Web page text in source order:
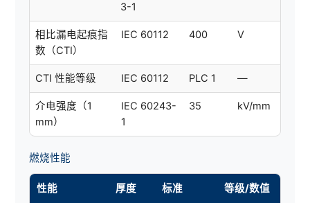
3-1
相比漏电起痕指
数（CTI）
IEC 60112 400 V
CTI 性能等级 IEC 60112 PLC 1 —
介电强度（1
mm）
IEC 60243-
1
35 kV/mm
燃烧性能
性能 厚度 标准 等级/数值